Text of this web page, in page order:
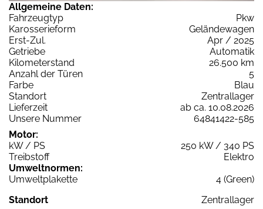
Allgemeine Daten:
Fahrzeugtyp
Pkw
Karosserieform
Geländewagen
Erst-Zul.
Apr / 2025
Getriebe
Automatik
Kilometerstand
26.500 km
Anzahl der Türen
5
Farbe
Blau
Standort
Zentrallager
Lieferzeit
ab ca. 10.08.2026
Unsere Nummer
64841422-585
Motor:
kW / PS
250 kW / 340 PS
Treibstoff
Elektro
Umweltnormen:
Umweltplakette
4 (Green)
Standort
Zentrallager